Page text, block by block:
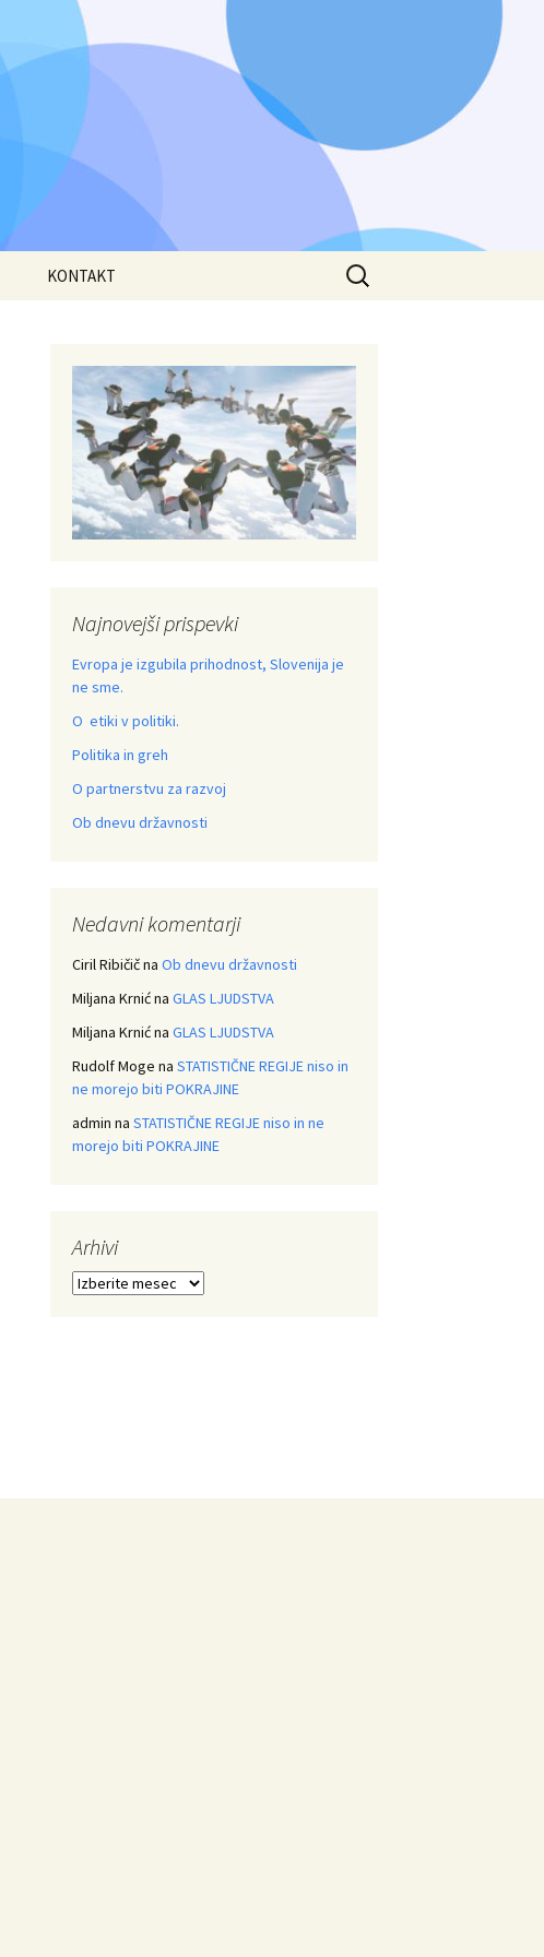
KONTAKT
Išči:
Najnovejši prispevki
Evropa je izgubila prihodnost, Slovenija je
ne sme.
O etiki v politiki.
Politika in greh
O partnerstvu za razvoj
Ob dnevu državnosti
Nedavni komentarji
Ciril Ribičična Ob dnevu državnosti
Miljana Krnićna GLAS LJUDSTVA
Miljana Krnićna GLAS LJUDSTVA
Rudolf Moge na STATISTIČNE REGIJE niso in
ne morejo biti POKRAJINE
admin na STATISTIČNE REGIJE niso in ne
morejo biti POKRAJINE
Arhivi
Arhivi